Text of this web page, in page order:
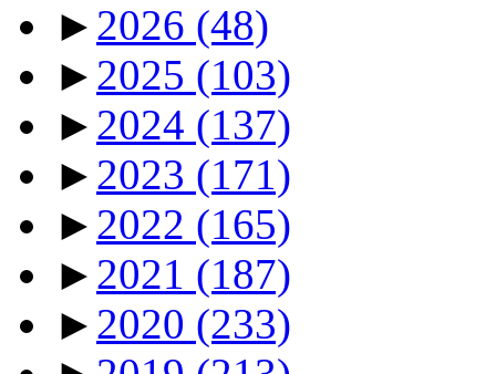
► 2026 (48)
► 2025 (103)
► 2024 (137)
► 2023 (171)
► 2022 (165)
► 2021 (187)
► 2020 (233)